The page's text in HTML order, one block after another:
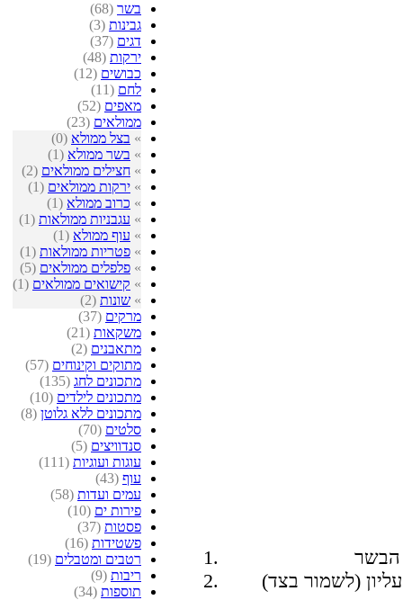
בשר (68)
גבינות (3)
דגים (37)
ירקות (48)
כבושים (12)
לחם (11)
מאפים (52)
ממולאים (23)
» בצל ממולא (0)
» בשר ממולא (1)
» חצילים ממולאים (2)
» ירקות ממולאים (1)
» כרוב ממולא (1)
» עגבניות ממולאות (1)
» עוף ממולא (1)
» פטריות ממולאות (1)
» פלפלים ממולאים (5)
» קישואים ממולאים (1)
» שונות (2)
מרקים (37)
משקאות (21)
מתאבנים (2)
מתוקים וקינוחים (57)
מתכונים לחג (135)
מתכונים לילדים (10)
מתכונים ללא גלוטן (8)
סלטים (70)
סנדוויצים (5)
עוגות ועוגיות (111)
עוף (43)
עמים ועדות (58)
פירות ים (10)
פסטות (37)
פשטידות (16)
רטבים ומטבלים (19)
ריבות (9)
תוספות (34) (לשמור בצד)